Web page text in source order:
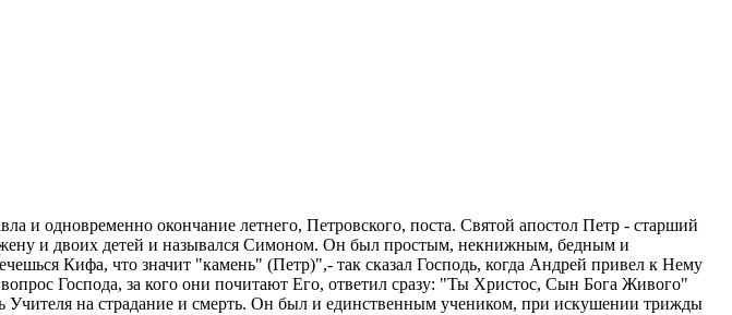
и одновременно окончание летнего, Петровского, поста. Святой апостол Петр - старший
жену и двоих детей и назывался Симоном. Он был простым, некнижным, бедным и
Кифа, что значит "камень" (Петр)",- так сказал Господь, когда Андрей привел к Нему
Господа, за кого они почитают Его, ответил сразу: "Ты Христос, Сын Бога Живого"
на страдание и смерть. Он был и единственным учеником, при искушении трижды